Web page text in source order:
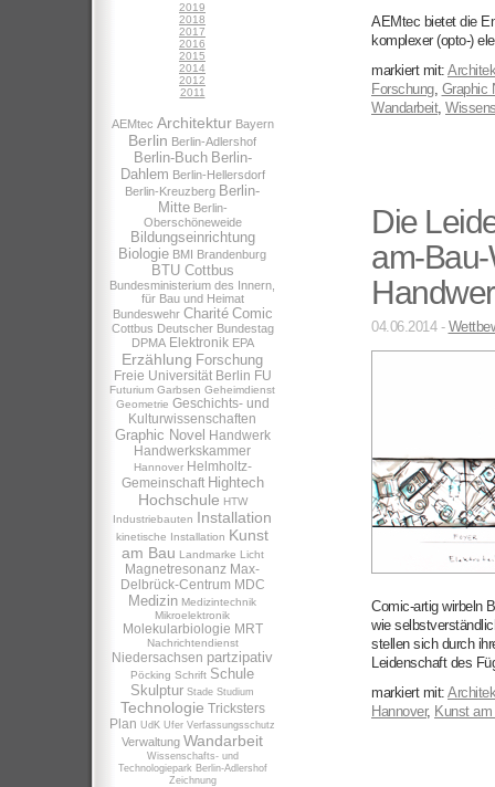
2019
2018
2017
2016
2015
2014
2012
2011
AEMtec Architektur Bayern
Berlin Berlin-Adlershof
Berlin-Buch Berlin-
Dahlem Berlin-Hellersdorf
Berlin-Kreuzberg Berlin-
Mitte Berlin-
Oberschöneweide
Bildungseinrichtung
Biologie BMI Brandenburg
BTU Cottbus
Bundesministerium des Innern,
für Bau und Heimat
Bundeswehr Charité Comic
Cottbus Deutscher Bundestag
DPMA Elektronik EPA
Erzählung Forschung
Freie Universität Berlin FU
Futurium Garbsen Geheimdienst
Geometrie Geschichts- und
Kulturwissenschaften
Graphic Novel Handwerk
Handwerkskammer
Hannover Helmholtz-
Gemeinschaft Hightech
Hochschule HTW
Industriebauten Installation
kinetische Installation Kunst
am Bau Landmarke Licht
Magnetresonanz Max-
Delbrück-Centrum MDC
Medizin Medizintechnik
Mikroelektronik
Molekularbiologie MRT
Nachrichtendienst
Niedersachsen partzipativ
Pöcking Schrift Schule
Skulptur Stade Studium
Technologie Tricksters
Plan UdK Ufer Verfassungsschutz
Verwaltung Wandarbeit
Wissenschafts- und
Technologiepark Berlin-Adlershof
Zeichnung
AEMtec bietet die
komplexer (opto-)
markiert mit:
Forschung, Graphic
Wandarbeit,
Die
am-
04.06.2014 -
Comic-artig wirbeln
wie
stellen sich durch
Leidenschaft des
markiert mit:
Hannover, Kunst